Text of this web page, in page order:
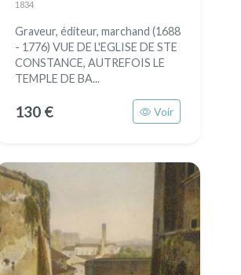
1834
Graveur, éditeur, marchand (1688
- 1776) VUE DE L'EGLISE DE STE
CONSTANCE, AUTREFOIS LE
TEMPLE DE BA...
130 € Voir